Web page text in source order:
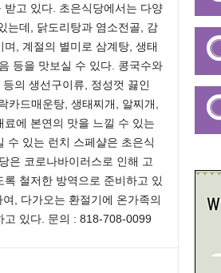
고 있다. 초은식당에서는 다양
는데, 닭도리탕과 염소전골, 감
, 계절의 별미로 삼계탕, 생태
등을 맛보실 수 있다. 콩국수와
의 생선구이류, 정성껏 끓인
카드매운탕, 생태찌개, 알찌개,
에 본연의 맛을 느낄 수 있는
수 있는 런치 스페샬은 초은식
은 코로나바이러스로 인해 고
철저한 방역으로 준비하고 있
, 다가오는 환절기에 온가족의
고 있다. 문의 : 818-708-0099